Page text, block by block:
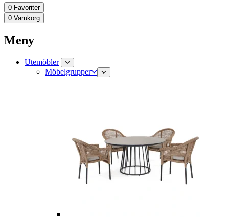
0 Favoriter
0 Varukorg
Meny
Utemöbler
Möbelgrupper